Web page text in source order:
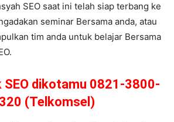
SEO saat ini telah siap terbang ke
seminar Bersama anda, atau
tim anda untuk belajar Bersama
SEO dikotamu 0821-3800-
(Telkomsel)